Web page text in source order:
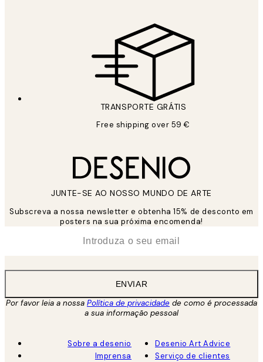
TRANSPORTE GRÁTIS
Free shipping over 59 €
JUNTE-SE AO NOSSO MUNDO DE ARTE
Subscreva a nossa newsletter e obtenha 15% de desconto em
posters na sua próxima encomenda!
ENVIAR
Por favor leia a nossa Política de privacidade de como é processada
a sua informação pessoal
Sobre a desenio
Imprensa
Desenio Art Advice
Serviço de clientes